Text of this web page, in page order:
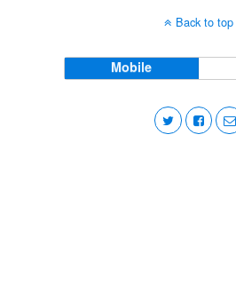
Back to top
Mobile